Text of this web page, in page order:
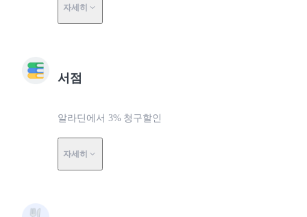
자세히
서점
알라딘에서 3% 청구할인
자세히